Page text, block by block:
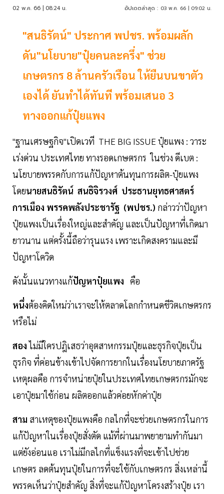
02 พ.ค. 66 | 08:24 น. อัปเดตล่าสุด : 03 พ.ค. 66 | 09:02 น.
"สนธิรัตน์" ประกาศ พปชร. พร้อมผลัก
ดัน"นโยบาย"ปุ๋ยคนละครึ่ง" ช่วย
เกษตรกร 8 ล้านครัวเรือน ให้ยืนบนขาตัว
เองได้ ยันทำได้ทันที พร้อมเสนอ 3
ทางออกแก้ปุ๋ยแพง
"ฐานเศรษฐกิจ"เปิดเวที THE BIG ISSUE ปุ๋ยแพง : วาระ
เร่งด่วน ประเทศไทย ทางรอดเกษตรกร ในช่วง ดีเบต :
นโยบายพรรคกับการแก้ปัญหาต้นทุนการผลิต-ปุ๋ยแพง
โดยนายสนธิรัตน์ สนธิจิรวงศ์ ประธานยุทธศาสตร์
การเมือง พรรคพลังประชารัฐ (พปชร.) กล่าวว่าปัญหา
ปุ๋ยแพงเป็นเรื่องใหญ่และสำคัญ และเป็นปัญหาที่เกิดมา
ยาวนาน แต่ครั้งนี้ถือว่ารุนแรง เพราะเกิดสงครามและมี
ปัญหาโควิด
ดังนั้นแนวทางแก้ปัญหาปุ๋ยแพง คือ
หนึ่งต้องคิดใหม่ว่าเราจะให้ตลาดโลกกำหนดชีวิตเกษตรกร
หรือไม่
สองไม่มีใครปฎิเสธว่าอุตสาหกรรมปุ๋ยและธุรกิจปุ๋ยเป็น
ธุรกิจ ที่ค่อนข้างเข้าไปจัดการยากในเรื่องนโยบายภาครัฐ
เหตุผลคือ การจำหน่ายปุ๋ยในประเทศไทยเกษตรกรมักจะ
เอาปุ๋ยมาใช้ก่อน ผลิตออกแล้วค่อยหักค่าปุ๋ย
สาม สาเหตุของปุ๋ยแพงคือ กลไกที่จะช่วยเกษตรกรในการ
แก้ปัญหาในเรื่องปุ๋ยสั่งตัด แม้ที่ผ่านมาพยายามทำกันมา
แต่ยังอ่อนแอ เราไม่มีกลไกที่แข็งแรงที่จะเข้าไปช่วย
เกษตร ลดต้นทุนปุ๋ยในการที่จะใช้กับเกษตรกร สิ่งเหล่านี้
พรรคเห็นว่าปุ๋ยสำคัญ สิ่งที่จะแก้ปัญหาโครงสร้างปุ๋ย เรา